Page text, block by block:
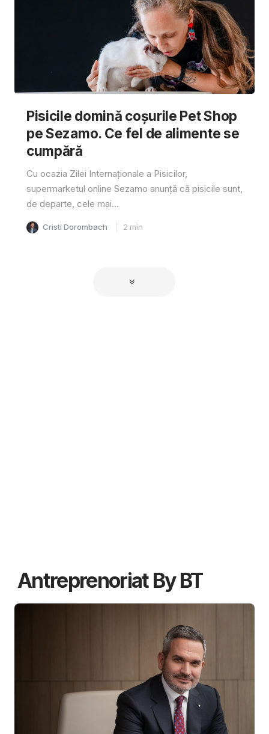
Pisicile domină coșurile Pet Shop
pe Sezamo. Ce fel de alimente se
cumpără
Cu ocazia Zilei Internaționale a Pisicilor,
supermarketul online Sezamo anunță că pisicile sunt,
de departe, cele mai...
Cristi Dorombach 2 min
Antreprenoriat By BT